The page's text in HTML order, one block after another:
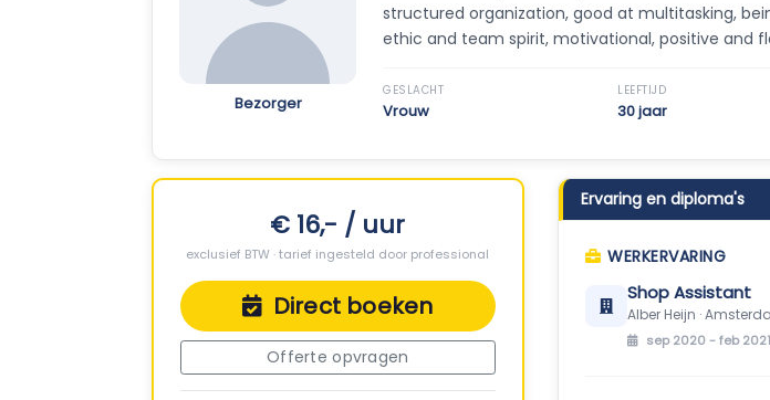
Bezorger
structured organization, good at multitasking,
ethic and team spirit, motivational, positive and
GESLACHT
Vrouw
LEEFTIJD
30 jaar
€ 16,- / uur
exclusief BTW · tarief ingesteld door professional
Direct boeken
Offerte opvragen
Ervaring en diploma's
WERKERVARING
Shop Assistant
Alber Heijn ·
sep 2020 - feb 2021